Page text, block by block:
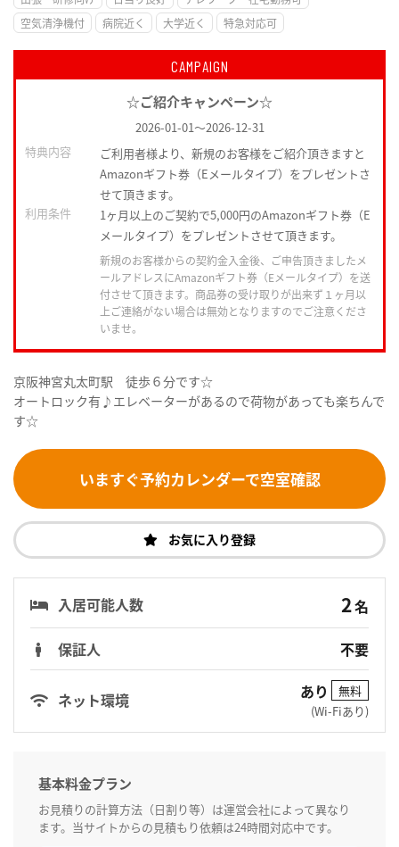
空気清浄機付
病院近く 大学近く 特急対応可
CAMPAIGN
☆ご紹介キャンペーン☆
2026-01-01～2026-12-31
特典内容
ご利用者様より、新規のお客様をご紹介頂きますと
Amazonギフト券（Eメールタイプ）をプレゼントさ
せて頂きます。
利用条件
1ヶ月以上のご契約で5,000円のAmazonギフト券（E
メールタイプ）をプレゼントさせて頂きます。
新規のお客様からの契約金入金後、ご申告頂きましたメ
ールアドレスにAmazonギフト券（Eメールタイプ）を送
付させて頂きます。商品券の受け取りが出来ず１ヶ月以
上ご連絡がない場合は無効となりますのでご注意くださ
いませ。
京阪神宮丸太町駅 徒歩６分です☆
オートロック有♪エレベーターがあるので荷物があっても楽ちんで
す☆
いますぐ予約カレンダーで空室確認
お気に入り登録
入居可能人数 2名
保証人
不要
ネット環境 あり
無料
(Wi-Fiあり)
基本料金プラン
お見積りの計算方法（日割り等）は運営会社によって異なり
ます。当サイトからの見積もり依頼は24時間対応中です。